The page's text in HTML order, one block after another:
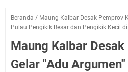
Beranda / Maung Kalbar Desak Pemprov
Pulau Pengikik Besar dan Pengikik Kecil
Maung Kalbar
Gelar "Adu